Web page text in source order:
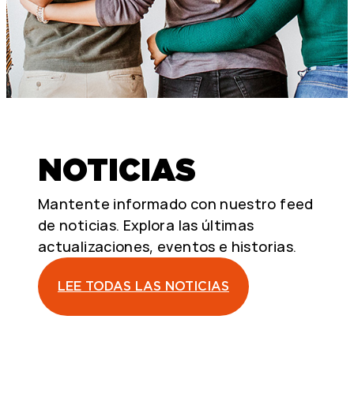
NOTICIAS
Mantente informado con nuestro feed
de noticias. Explora las últimas
actualizaciones, eventos e historias.
LEE TODAS LAS NOTICIAS